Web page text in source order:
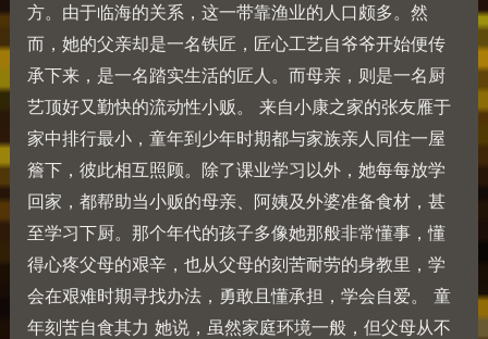
方。由于临海的关系，这一带靠渔业的人口颇多。然
而，她的父亲却是一名铁匠，匠心工艺自爷爷开始便传
承下来，是一名踏实生活的匠人。而母亲，则是一名厨
艺顶好又勤快的流动性小贩。 来自小康之家的张友雁于
家中排行最小，童年到少年时期都与家族亲人同住一屋
簷下，彼此相互照顾。除了课业学习以外，她每每放学
回家，都帮助当小贩的母亲、阿姨及外婆准备食材，甚
至学习下厨。那个年代的孩子多像她那般非常懂事，懂
得心疼父母的艰辛，也从父母的刻苦耐劳的身教里，学
会在艰难时期寻找办法，勇敢且懂承担，学会自爱。 童
年刻苦自食其力 她说，虽然家庭环境一般，但父母从不